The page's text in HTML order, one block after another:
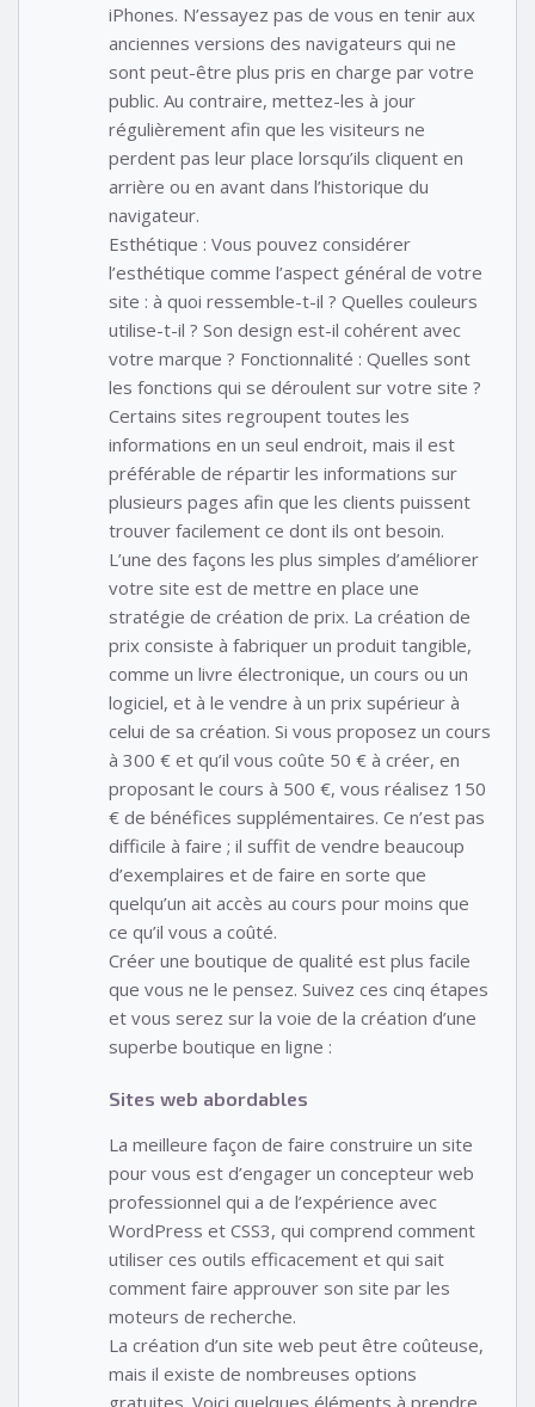
iPhones. N’essayez pas de vous en tenir aux
anciennes versions des navigateurs qui ne
sont peut-être plus pris en charge par votre
public. Au contraire, mettez-les à jour
régulièrement afin que les visiteurs ne
perdent pas leur place lorsqu’ils cliquent en
arrière ou en avant dans l’historique du
navigateur.
Esthétique : Vous pouvez considérer
l’esthétique comme l’aspect général de votre
site : à quoi ressemble-t-il ? Quelles couleurs
utilise-t-il ? Son design est-il cohérent avec
votre marque ? Fonctionnalité : Quelles sont
les fonctions qui se déroulent sur votre site ?
Certains sites regroupent toutes les
informations en un seul endroit, mais il est
préférable de répartir les informations sur
plusieurs pages afin que les clients puissent
trouver facilement ce dont ils ont besoin.
L’une des façons les plus simples d’améliorer
votre site est de mettre en place une
stratégie de création de prix. La création de
prix consiste à fabriquer un produit tangible,
comme un livre électronique, un cours ou un
logiciel, et à le vendre à un prix supérieur à
celui de sa création. Si vous proposez un cours
à 300 € et qu’il vous coûte 50 € à créer, en
proposant le cours à 500 €, vous réalisez 150
€ de bénéfices supplémentaires. Ce n’est pas
difficile à faire ; il suffit de vendre beaucoup
d’exemplaires et de faire en sorte que
quelqu’un ait accès au cours pour moins que
ce qu’il vous a coûté.
Créer une boutique de qualité est plus facile
que vous ne le pensez. Suivez ces cinq étapes
et vous serez sur la voie de la création d’une
superbe boutique en ligne :
Sites web abordables
La meilleure façon de faire construire un site
pour vous est d’engager un concepteur web
professionnel qui a de l’expérience avec
WordPress et CSS3, qui comprend comment
utiliser ces outils efficacement et qui sait
comment faire approuver son site par les
moteurs de recherche.
La création d’un site web peut être coûteuse,
mais il existe de nombreuses options